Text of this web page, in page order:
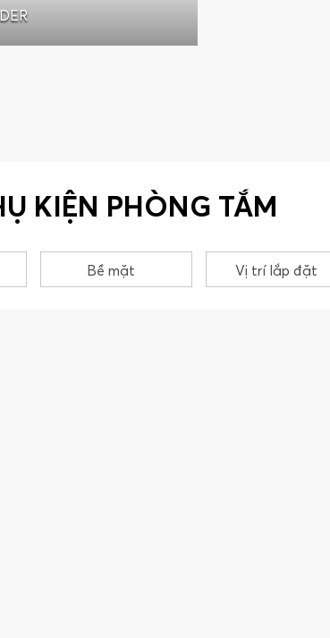
KIỆN PHÒNG TẮM
Bề mặt Vị trí lắp đặt